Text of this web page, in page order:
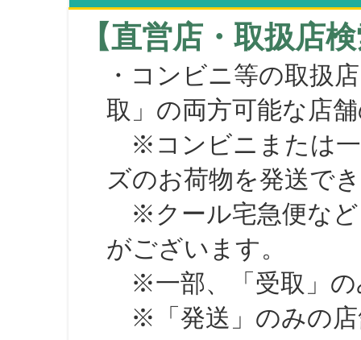
【直営店・取扱店
・コンビニ等の取扱
取」の両方可能な店
※コンビニまたは一
ズのお荷物を発送で
※クール宅急便など
がございます。
※一部、「受取」の
※「発送」のみの店